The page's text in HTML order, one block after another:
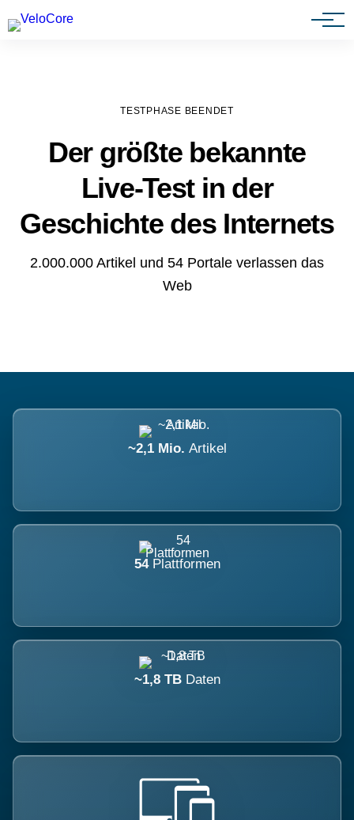
Agenturen & Webdesigner
TESTPHASE BEENDET
Der größte bekannte
Live-Test in der
Geschichte des Internets
2.000.000 Artikel und 54 Portale verlassen das
Web
~2,1 Mio. Artikel
54 Plattformen
~1,8 TB Daten